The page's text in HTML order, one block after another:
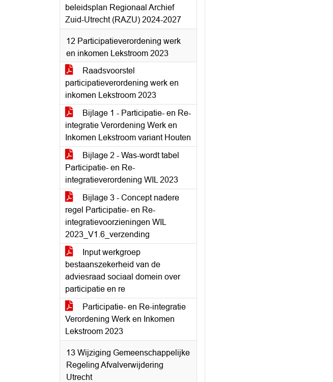
beleidsplan Regionaal Archief
Zuid-Utrecht (RAZU) 2024-2027
12 Participatieverordening werk
en inkomen Lekstroom 2023
Raadsvoorstel
participatieverordening werk en
inkomen Lekstroom 2023
Bijlage 1 - Participatie- en Re-
integratie Verordening Werk en
Inkomen Lekstroom variant Houten
Bijlage 2 - Was-wordt tabel
Participatie- en Re-
integratieverordening WIL 2023
Bijlage 3 - Concept nadere
regel Participatie- en Re-
integratievoorzieningen WIL
2023_V1.6_verzending
Input werkgroep
bestaanszekerheid van de
adviesraad sociaal domein over
participatie en re
Participatie- en Re-integratie
Verordening Werk en Inkomen
Lekstroom 2023
13 Wijziging Gemeenschappelijke
Regeling Afvalverwijdering
Utrecht